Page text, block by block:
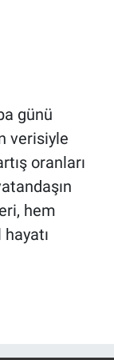
günü
verisiyle
oranları
hem